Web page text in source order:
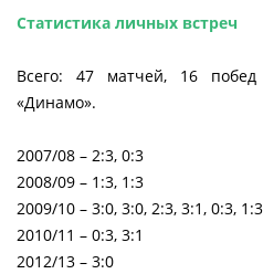
Статистика личных встреч
Всего: 47 матчей, 16 побед
«Динамо».
2007/08 – 2:3, 0:3
2008/09 – 1:3, 1:3
2009/10 – 3:0, 3:0, 2:3, 3:1, 0:3,
2010/11 – 0:3, 3:1
2012/13 – 3:0